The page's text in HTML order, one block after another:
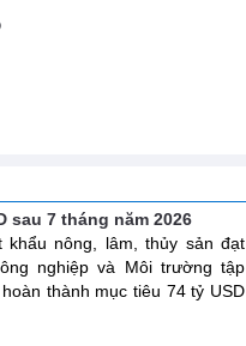
sau 7 tháng năm 2026
khẩu nông, lâm, thủy sản đạt
nghiệp và Môi trường tập
thành mục tiêu 74 tỷ USD